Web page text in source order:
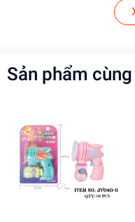
Hướng Dẫn Sử
Giám sát trẻ khi
Phát triển tư duy
Kích thích khả
Giúp trẻ tự tin và
Mua ngay tại
Sản phẩm